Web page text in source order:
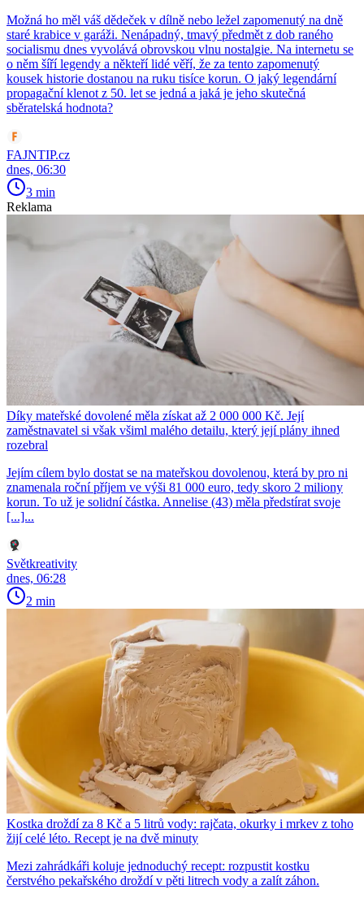
Možná ho měl váš dědeček v dílně nebo ležel zapomenutý na dně
staré krabice v garáži. Nenápadný, tmavý předmět z dob raného
socialismu dnes vyvolává obrovskou vlnu nostalgie. Na internetu se
o něm šíří legendy a někteří lidé věří, že za tento zapomenutý
kousek historie dostanou na ruku tisíce korun. O jaký legendární
propagační klenot z 50. let se jedná a jaká je jeho skutečná
sběratelská hodnota?
FAJNTIP.cz
dnes, 06:30
3 min
Reklama
Díky mateřské dovolené měla získat až 2 000 000 Kč. Její
zaměstnavatel si však všiml malého detailu, který její plány ihned
rozebral
Jejím cílem bylo dostat se na mateřskou dovolenou, která by pro ni
znamenala roční příjem ve výši 81 000 euro, tedy skoro 2 miliony
korun. To už je solidní částka. Annelise (43) měla předstírat svoje
[...]...
Světkreativity
dnes, 06:28
2 min
Kostka droždí za 8 Kč a 5 litrů vody: rajčata, okurky i mrkev z toho
žijí celé léto. Recept je na dvě minuty
Mezi zahrádkáři koluje jednoduchý recept: rozpustit kostku
čerstvého pekařského droždí v pěti litrech vody a zalít záhon.